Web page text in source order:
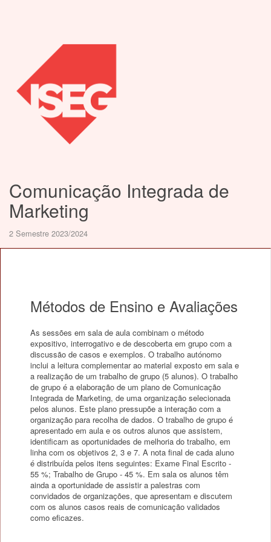
Comunicação Integrada de
Marketing
2 Semestre 2023/2024
Métodos de Ensino e Avaliações
As sessões em sala de aula combinam o método
expositivo, interrogativo e de descoberta em grupo com a
discussão de casos e exemplos. O trabalho autónomo
inclui a leitura complementar ao material exposto em sala e
a realização de um trabalho de grupo (5 alunos). O trabalho
de grupo é a elaboração de um plano de Comunicação
Integrada de Marketing, de uma organização selecionada
pelos alunos. Este plano pressupõe a interação com a
organização para recolha de dados. O trabalho de grupo é
apresentado em aula e os outros alunos que assistem,
identificam as oportunidades de melhoria do trabalho, em
linha com os objetivos 2, 3 e 7. A nota final de cada aluno
é distribuída pelos itens seguintes: Exame Final Escrito -
55 %; Trabalho de Grupo - 45 %. Em sala os alunos têm
ainda a oportunidade de assistir a palestras com
convidados de organizações, que apresentam e discutem
com os alunos casos reais de comunicação validados